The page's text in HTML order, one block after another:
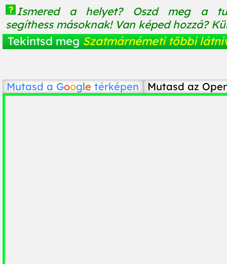
? Ismered a helyet? Oszd meg a
segíthess másoknak! Van képed hozzá?
Tekintsd meg Szatmárnémeti többi
Mutasd a Google térképen Mutasd az